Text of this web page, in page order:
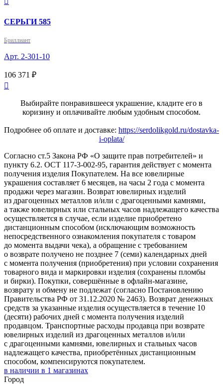
СЕРЬГИ 585
Бриллиант
Арт. 2-301-10
106 371 ₽

Выбирайте понравившееся украшение, кладите его в
коризину и оплачивайте любым удобным способом.
Подробнее об оплате и доставке: https://serdolikgold.ru/dostavka-
i-oplata/
Согласно ст.5 Закона РФ «О защите прав потребителей» и
пункту 6.2. ОСТ 117-3-002-95, гарантия действует с момента
получения изделия Покупателем. На все ювелирные
украшения составляет 6 месяцев, на часы 2 года с момента
продажи через магазин. Возврат ювелирных изделий
из драгоценных металлов и/или с драгоценными камнями,
а также ювелирных или стальных часов надлежащего качества
осуществляется в случае, если изделие приобретено
дистанционным способом (исключающим возможность
непосредственного ознакомления покупателя с товаром
до момента выдачи чека), а обращение с требованием
о возврате получено не позднее 7 (семи) календарных дней
с момента получения (приобретения) при условии сохранения
товарного вида и маркировки изделия (сохранены пломбы
и бирки). Покупки, совершённые в офлайн-магазине,
возврату и обмену не подлежат (согласно Постановлению
Правительства РФ от 31.12.2020 № 2463). Возврат денежных
средств за указанные изделия осуществляется в течение 10
(десяти) рабочих дней с момента получения изделий
продавцом. Транспортные расходы продавца при возврате
ювелирных изделий из драгоценных металлов и/или
с драгоценными камнями, ювелирных и стальных часов
надлежащего качества, приобретённых дистанционным
способом, компенсируются покупателем.
в наличии в 1 магазинах
Город